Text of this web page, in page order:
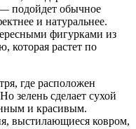
подойдет обычное
и натуральнее.
фигурками из
которая растет по
где расположен
зелень сделает сухой
и красивым.
выстилающиеся ковром,